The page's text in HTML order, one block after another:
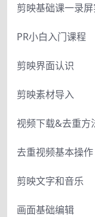
剪映基础课一录
PR小白入门课程
剪映界面认识
剪映素材导入
视频下载&去重方
去重视频基本操作
剪映文字和音乐
画面基础编辑